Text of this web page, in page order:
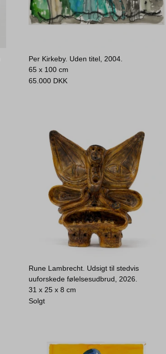
Per Kirkeby. Uden titel, 2004.
65 x 100 cm
65.000 DKK
Rune Lambrecht. Udsigt til stedvis
uuforskede følelsesudbrud, 2026.
31 x 25 x 8 cm
Solgt